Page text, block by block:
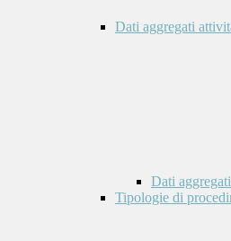
Dati aggregati
Dati
Tipologie di